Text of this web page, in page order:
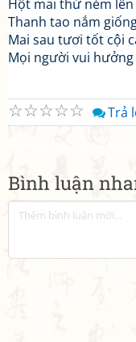
Bình luận
Hột mai thử ném
Thanh tao nắm
Mai sau tươi tốt cội
Mọi người vui
☆
☆
☆
☆
☆ Trả